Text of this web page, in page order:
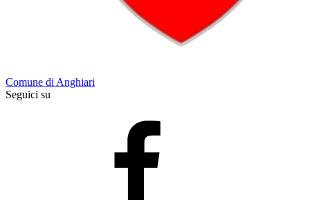
Comune di Anghiari
Seguici su